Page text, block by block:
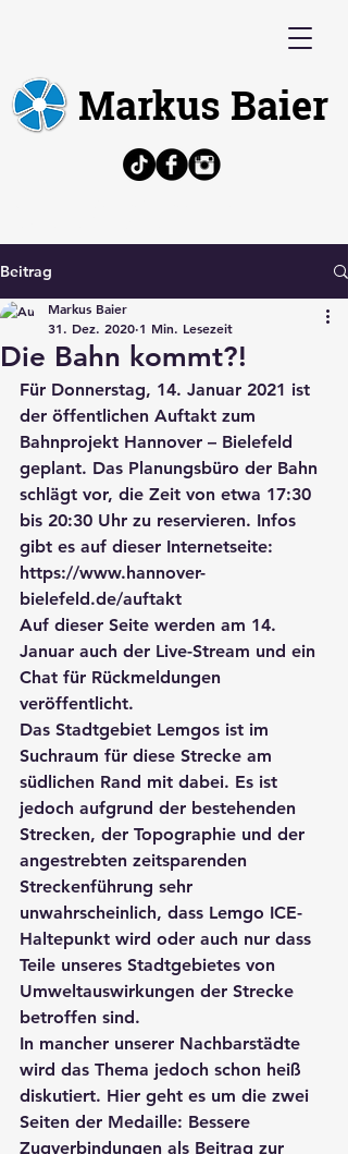
Markus Baier
Beitrag
Die Bahn kommt?!
Markus Baier
31. Dez. 2020 1 Min. Lesezeit
Für Donnerstag, 14. Januar 2021 ist
der öffentlichen Auftakt zum
Bahnprojekt Hannover – Bielefeld
geplant. Das Planungsbüro der Bahn
schlägt vor, die Zeit von etwa 17:30
bis 20:30 Uhr zu reservieren. Infos
gibt es auf dieser Internetseite:
https://www.hannover-
bielefeld.de/auftakt
Auf dieser Seite werden am 14.
Januar auch der Live-Stream und ein
Chat für Rückmeldungen
veröffentlicht.
Das Stadtgebiet Lemgos ist im
Suchraum für diese Strecke am
südlichen Rand mit dabei. Es ist
jedoch aufgrund der bestehenden
Strecken, der Topographie und der
angestrebten zeitsparenden
Streckenführung sehr
unwahrscheinlich, dass Lemgo ICE-
Haltepunkt wird oder auch nur dass
Teile unseres Stadtgebietes von
Umweltauswirkungen der Strecke
betroffen sind.
In mancher unserer Nachbarstädte
wird das Thema jedoch schon heiß
diskutiert. Hier geht es um die zwei
Seiten der Medaille: Bessere
Zugverbindungen als Beitrag zur